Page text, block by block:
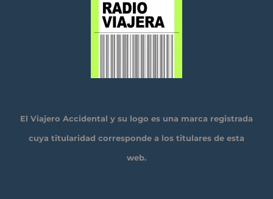
El Viajero Accidental y su logo es una marca registrada
cuya titularidad corresponde a los titulares de esta
web.